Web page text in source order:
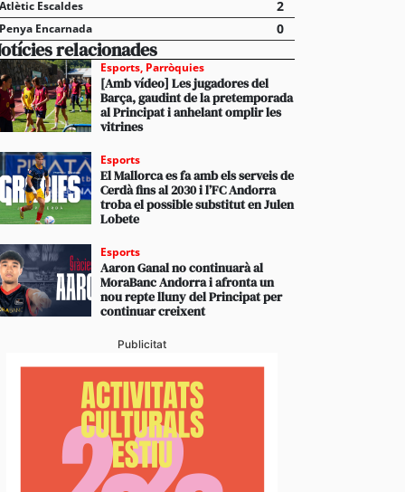
Escaldes
2
Encarnada 0
relacionades
Esports, Parròquies
[Amb vídeo] Les jugadores del
Barça, gaudint de la pretemporada
al Principat i anhelant omplir les
vitrines
Esports
El Mallorca es fa amb els serveis de
Cerdà fins al 2030 i l’FC Andorra
troba el possible substitut en Julen
Lobete
Esports
Aaron Ganal no continuarà al
MoraBanc Andorra i afronta un
nou repte lluny del Principat per
continuar creixent
Publicitat